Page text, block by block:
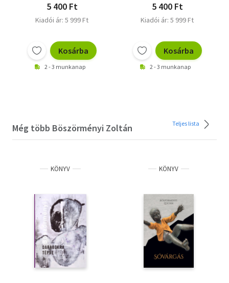
5 400 Ft
Kiadói ár: 5 999 Ft
Kosárba
2 - 3 munkanap
5 400 Ft
Kiadói ár: 5 999 Ft
Kosárba
2 - 3 munkanap
Még több Böszörményi Zoltán Teljes lista
KÖNYV KÖNYV